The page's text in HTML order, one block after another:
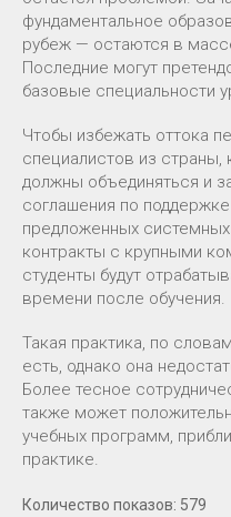
фундаментальное
рубеж — остаются в
Последние могут
базовые специальности
Чтобы избежать оттока
специалистов из страны,
должны объединяться и
соглашения по
предложенных
контракты с крупными
студенты будут
времени после обучения.
Такая практика, по
есть, однако она
Более тесное
также может
учебных программ,
практике.
Количество показов: 579